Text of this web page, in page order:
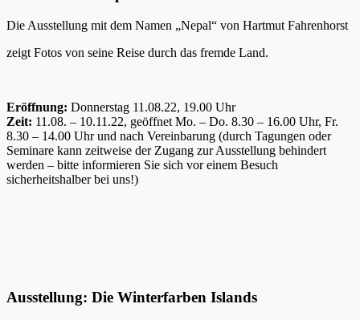
Die Ausstellung mit dem Namen „Nepal“ von Hartmut Fahrenhorst
zeigt Fotos von seine Reise durch das fremde Land.
Eröffnung: Donnerstag 11.08.22, 19.00 Uhr
Zeit: 11.08. – 10.11.22, geöffnet Mo. – Do. 8.30 – 16.00 Uhr, Fr.
8.30 – 14.00 Uhr und nach Vereinbarung (durch Tagungen oder
Seminare kann zeitweise der Zugang zur Ausstellung behindert
werden – bitte informieren Sie sich vor einem Besuch
sicherheitshalber bei uns!)
Ausstellung: Die Winterfarben Islands